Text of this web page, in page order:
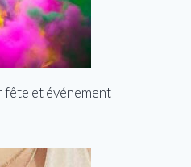
et événement